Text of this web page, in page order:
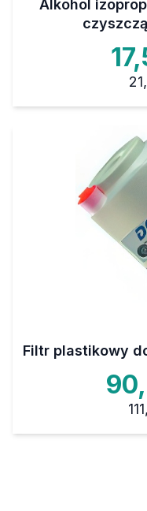
Alkohol
Filtr plastikowy